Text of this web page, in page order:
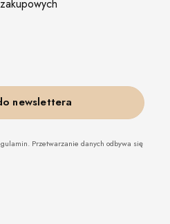
newslettera
Przetwarzanie danych odbywa się